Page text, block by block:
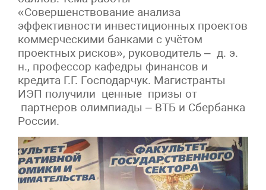
«Совершенствование анализа
эффективности инвестиционных проектов
коммерческими банками с учётом
проектных рисков», руководитель – д. э.
н., профессор кафедры финансов и
кредита Г.Г. Господарчук. Магистранты
ИЭП получили ценные призы от
партнеров олимпиады – ВТБ и Сбербанка
России.